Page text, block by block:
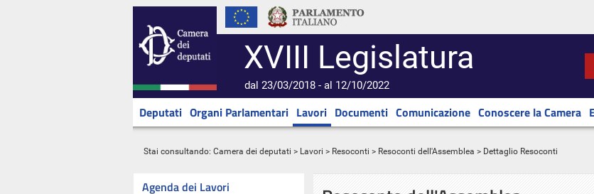
XVIII Legislatura
dal 23/03/2018 - al 12/10/2022
Deputati Organi Parlamentari Lavori Documenti Comunicazione Conoscere la Camera
Stai consultando: Camera dei deputati > Lavori > Resoconti > Resoconti dell'Assemblea > Dettaglio Resoconti
Agenda dei Lavori